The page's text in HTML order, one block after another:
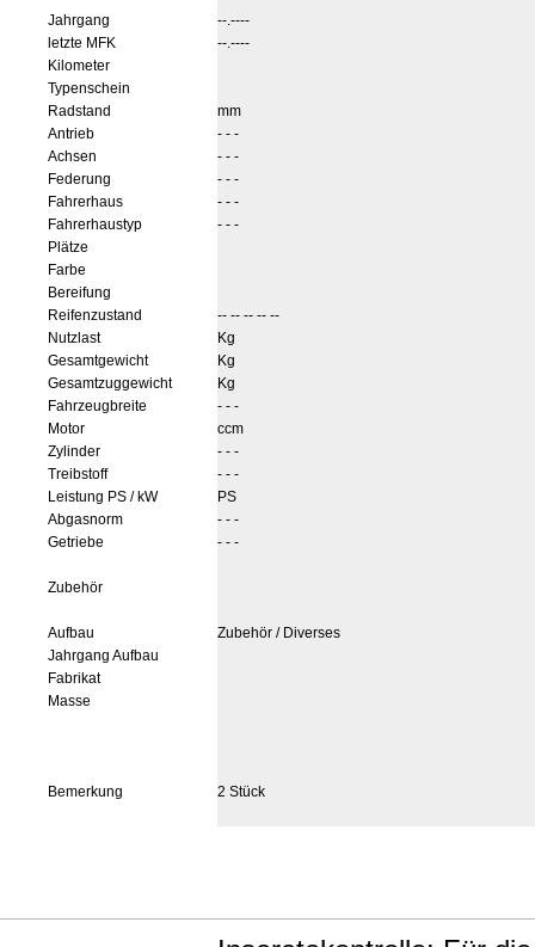
Jahrgang
--.----
letzte MFK
--.----
Kilometer
Typenschein
Radstand
mm
Antrieb
- - -
Achsen
- - -
Federung
- - -
Fahrerhaus
- - -
Fahrerhaustyp
- - -
Plätze
Farbe
Bereifung
Reifenzustand
-- -- -- -- --
Nutzlast
Kg
Gesamtgewicht
Kg
Gesamtzuggewicht
Kg
Fahrzeugbreite
- - -
Motor
ccm
Zylinder
- - -
Treibstoff
- - -
Leistung PS / kW
PS
Abgasnorm
- - -
Getriebe
- - -
Zubehör
Aufbau
Zubehör / Diverses
Jahrgang Aufbau
Fabrikat
Masse
Bemerkung 2 Stück